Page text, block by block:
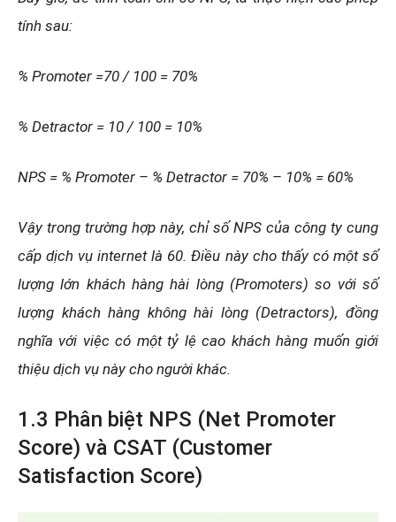
tính sau:
% Promoter =70 / 100 = 70%
% Detractor = 10 / 100 = 10%
NPS = % Promoter – % Detractor = 70% – 10% = 60%
Vậy trong trường hợp này, chỉ số NPS của công ty cung
cấp dịch vụ internet là 60. Điều này cho thấy có một số
lượng lớn khách hàng hài lòng (Promoters) so với số
lượng khách hàng không hài lòng (Detractors), đồng
nghĩa với việc có một tỷ lệ cao khách hàng muốn giới
thiệu dịch vụ này cho người khác.
1.3 Phân biệt NPS (Net Promoter
Score) và CSAT (Customer
Satisfaction Score)